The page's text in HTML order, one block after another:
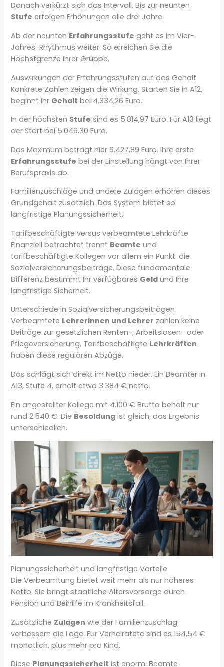
Danach verkürzt sich das Intervall. Bis zur neunten
Stufe erfolgen Erhöhungen alle drei Jahre.
Ab der neunten Erfahrungsstufe geht es im Vier-
Jahres-Rhythmus weiter. So erreichen Sie die
Höchstgrenze Ihrer Gruppe.
Auswirkungen der Erfahrungsstufen auf das Gehalt
Konkrete Zahlen zeigen die Wirkung. Starten Sie in A12,
beginnt Ihr Gehalt bei 4.334,26 Euro.
In der höchsten Stufe sind es 5.814,97 Euro. Für A13 liegt
der Start bei 5.046,30 Euro.
Das Maximum beträgt hier 6.427,89 Euro. Ihre erste
Erfahrungsstufe bei der Einstellung hängt von Ihrer
Berufspraxis ab.
Familienzuschläge und andere Zulagen erhöhen dieses
Grundgehalt zusätzlich. Das System bietet so
langfristige Planungssicherheit.
Tarifbeschäftigte versus verbeamtete Lehrkräfte
Finanziell betrachtet trennt Beamte und
tarifbeschäftigte Kollegen vor allem ein Punkt: die
Sozialversicherungsbeiträge. Diese fundamentale
Differenz bestimmt Ihr verfügbares Geld und Ihre
langfristige Sicherheit.
Unterschiede in Sozialversicherungsbeiträgen
Verbeamtete Lehrerinnen und Lehrer zahlen keine
Beiträge zur gesetzlichen Renten-, Arbeitslosen- oder
Pflegeversicherung. Tarifbeschäftigte Lehrkräften
haben diese regulären Abzüge.
Das schlägt sich direkt im Netto nieder. Ein Beamter in
A13, Stufe 4, erhält etwa 3.384 € netto.
Ein angestellter Kollege mit 4.100 € Brutto behält nur
rund 2.540 €. Die Besoldung ist gleich, das Ergebnis
unterschiedlich.
Planungssicherheit und langfristige Vorteile
Die Verbeamtung bietet weit mehr als nur höheres
Netto. Sie bringt staatliche Altersvorsorge durch
Pension und Beihilfe im Krankheitsfall.
Zusätzliche Zulagen wie der Familienzuschlag
verbessern die Lage. Für Verheiratete sind es 154,54 €
monatlich, plus mehr pro Kind.
Diese Planungssicherheit ist enorm. Beamte